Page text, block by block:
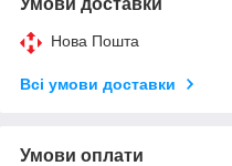
Нова Пошта
Всі умови доставки
Умови оплати